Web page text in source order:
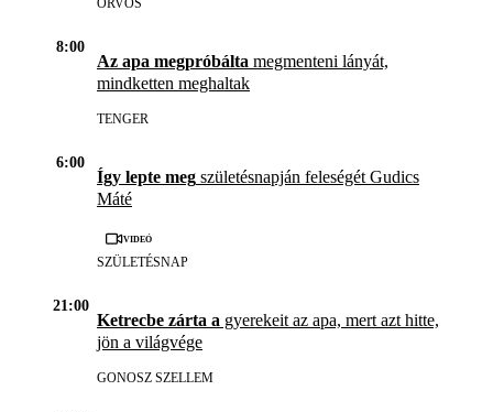
8:00
Az apa megpróbálta megmenteni lányát,
mindketten meghaltak
TENGER
6:00
Így lepte meg születésnapján feleségét Gudics
Máté
Videó
SZÜLETÉSNAP
21:00
Ketrecbe zárta a gyerekeit az apa, mert azt hitte,
jön a világvége
GONOSZ SZELLEM